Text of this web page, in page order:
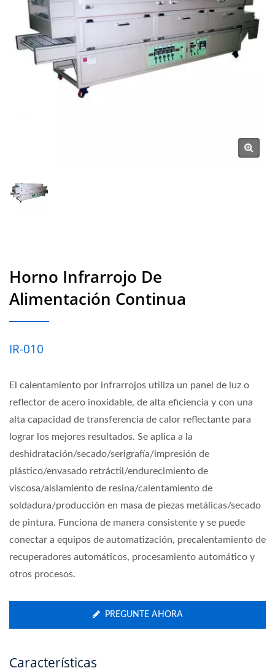
Horno Infrarrojo De
Alimentación Continua
IR-010
El calentamiento por infrarrojos utiliza un panel de luz o
reflector de acero inoxidable, de alta eficiencia y con una
alta capacidad de transferencia de calor reflectante para
lograr los mejores resultados. Se aplica a la
deshidratación/secado/serigrafía/impresión de
plástico/envasado retráctil/endurecimiento de
viscosa/aislamiento de resina/calentamiento de
soldadura/producción en masa de piezas metálicas/secado
de pintura. Funciona de manera consistente y se puede
conectar a equipos de automatización, precalentamiento de
recuperadores automáticos, procesamiento automático y
otros procesos.
PREGUNTE AHORA
Características